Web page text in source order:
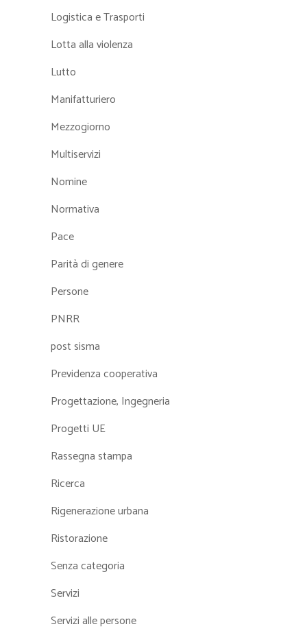
Logistica e Trasporti
Lotta alla violenza
Lutto
Manifatturiero
Mezzogiorno
Multiservizi
Nomine
Normativa
Pace
Parità di genere
Persone
PNRR
post sisma
Previdenza cooperativa
Progettazione, Ingegneria
Progetti UE
Rassegna stampa
Ricerca
Rigenerazione urbana
Ristorazione
Senza categoria
Servizi
Servizi alle persone